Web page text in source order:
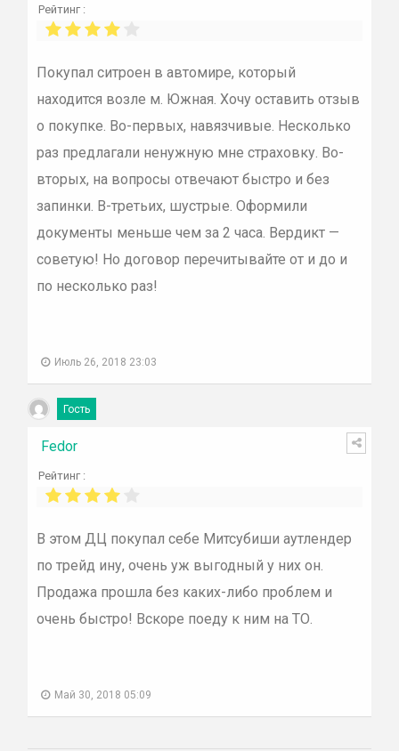
Рейтинг :
Покупал ситроен в автомире, который
находится возле м. Южная. Хочу оставить отзыв
о покупке. Во-первых, навязчивые. Несколько
раз предлагали ненужную мне страховку. Во-
вторых, на вопросы отвечают быстро и без
запинки. В-третьих, шустрые. Оформили
документы меньше чем за 2 часа. Вердикт —
советую! Но договор перечитывайте от и до и
по несколько раз!
Июль 26, 2018 23:03
Гость
Fedor
Рейтинг :
В этом ДЦ покупал себе Митсубиши аутлендер
по трейд ину, очень уж выгодный у них он.
Продажа прошла без каких-либо проблем и
очень быстро! Вскоре поеду к ним на ТО.
Май 30, 2018 05:09